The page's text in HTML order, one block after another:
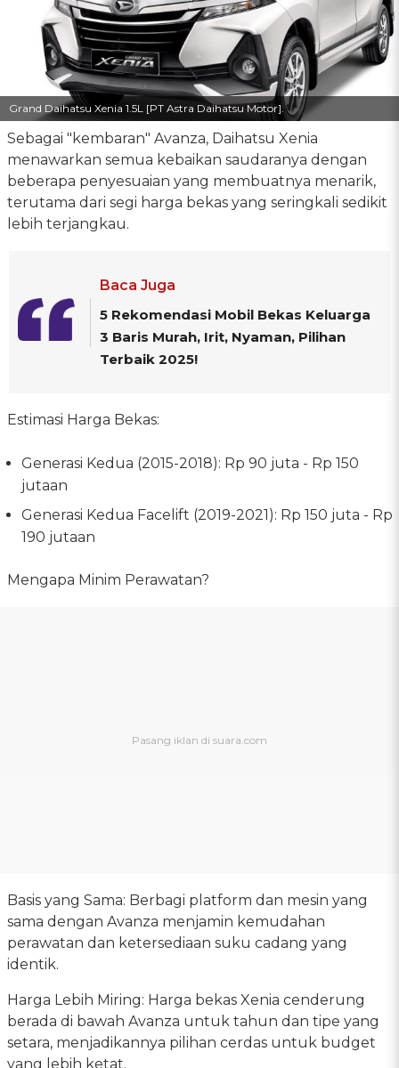
Grand Daihatsu Xenia 1.5L [PT Astra Daihatsu Motor].
Sebagai "kembaran" Avanza, Daihatsu Xenia
menawarkan semua kebaikan saudaranya dengan
beberapa penyesuaian yang membuatnya menarik,
terutama dari segi harga bekas yang seringkali sedikit
lebih terjangkau.
Baca Juga
5 Rekomendasi Mobil Bekas Keluarga
3 Baris Murah, Irit, Nyaman, Pilihan
Terbaik 2025!
Estimasi Harga Bekas:
Generasi Kedua (2015-2018): Rp 90 juta - Rp 150
jutaan
Generasi Kedua Facelift (2019-2021): Rp 150 juta - Rp
190 jutaan
Mengapa Minim Perawatan?
Basis yang Sama: Berbagi platform dan mesin yang
sama dengan Avanza menjamin kemudahan
perawatan dan ketersediaan suku cadang yang
identik.
Harga Lebih Miring: Harga bekas Xenia cenderung
berada di bawah Avanza untuk tahun dan tipe yang
setara, menjadikannya pilihan cerdas untuk budget
yang lebih ketat.